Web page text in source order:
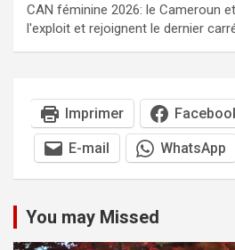
CAN féminine 2026: le Cameroun
l'exploit et rejoignent le dernier
Imprimer
E-mail WhatsApp
You may Missed